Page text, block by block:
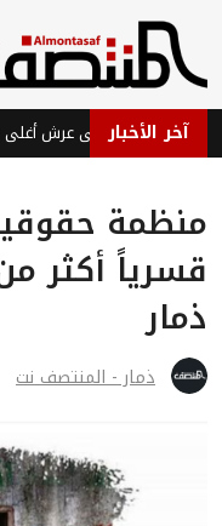
آخر الأخبار
منظمة
ذمار
ذمار - المنتصف نت